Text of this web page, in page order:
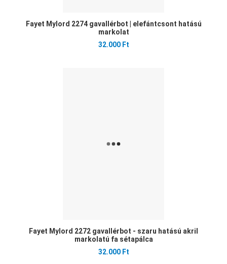
Fayet Mylord 2274 gavallérbot | elefántcsont hatású
markolat
32.000 Ft
Fayet Mylord 2272 gavallérbot - szaru hatású akril
markolatú fa sétapálca
32.000 Ft